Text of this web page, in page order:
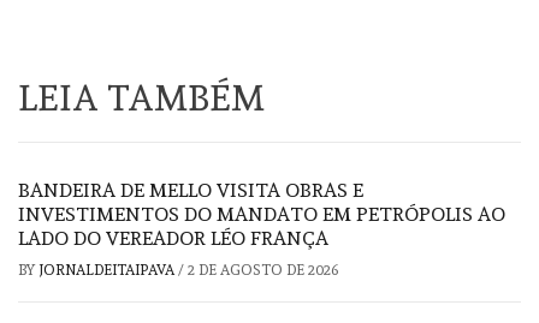
LEIA TAMBÉM
BANDEIRA DE MELLO VISITA OBRAS E
INVESTIMENTOS DO MANDATO EM PETRÓPOLIS AO
LADO DO VEREADOR LÉO FRANÇA
BY JORNALDEITAIPAVA / 2 DE AGOSTO DE 2026